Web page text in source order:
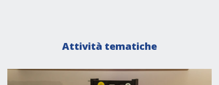
Attività tematiche